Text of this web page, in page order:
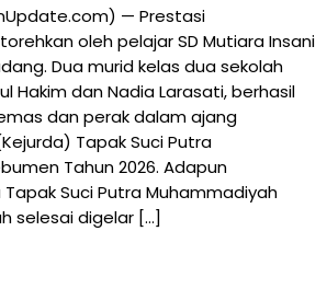
— Prestasi
oleh pelajar SD Mutiara Insani
Dua murid kelas dua sekolah
Hakim dan Nadia Larasati, berhasil
dan perak dalam ajang
Tapak Suci Putra
Tahun 2026. Adapun
Suci Putra Muhammadiyah
selesai digelar […]